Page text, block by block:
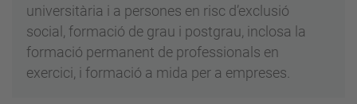
universitària i a persones en risc d’exclusió
social, formació de grau i postgrau, inclosa la
formació permanent de professionals en
exercici, i formació a mida per a empreses.